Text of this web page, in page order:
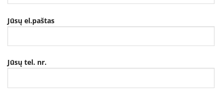
Jūsų el.paštas
Jūsų tel. nr.